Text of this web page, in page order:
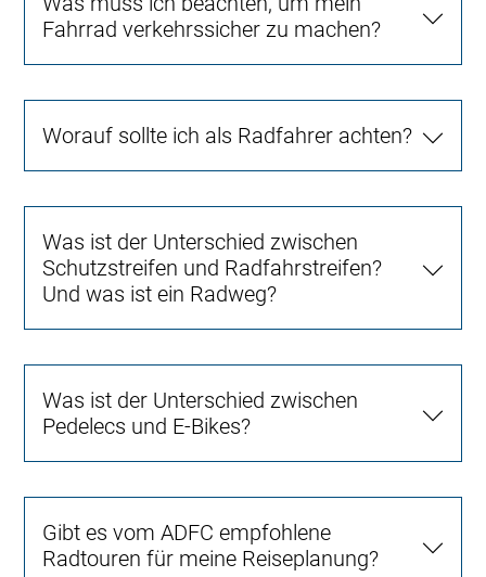
Fahrrad verkehrssicher zu machen?
Worauf sollte ich als Radfahrer achten?
Was ist der Unterschied zwischen
Schutzstreifen und Radfahrstreifen?
Und was ist ein Radweg?
Was ist der Unterschied zwischen
Pedelecs und E-Bikes?
Gibt es vom ADFC empfohlene
Radtouren für meine Reiseplanung?